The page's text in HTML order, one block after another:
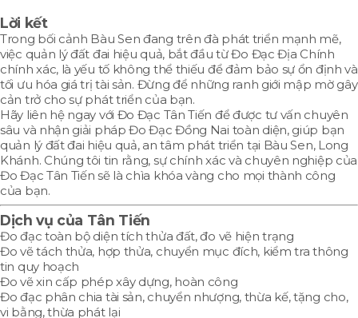
Lời kết
Trong bối cảnh Bàu Sen đang trên đà phát triển mạnh mẽ,
việc quản lý đất đai hiệu quả, bắt đầu từ Đo Đạc Địa Chính
chính xác, là yếu tố không thể thiếu để đảm bảo sự ổn định và
tối ưu hóa giá trị tài sản. Đừng để những ranh giới mập mờ gây
cản trở cho sự phát triển của bạn.
Hãy liên hệ ngay với Đo Đạc Tân Tiến để được tư vấn chuyên
sâu và nhận giải pháp Đo Đạc Đồng Nai toàn diện, giúp bạn
quản lý đất đai hiệu quả, an tâm phát triển tại Bàu Sen, Long
Khánh. Chúng tôi tin rằng, sự chính xác và chuyên nghiệp của
Đo Đạc Tân Tiến sẽ là chìa khóa vàng cho mọi thành công
của bạn.
Dịch vụ của Tân Tiến
Đo đạc toàn bộ diện tích thửa đất, đo vẽ hiện trạng
Đo vẽ tách thửa, hợp thửa, chuyển mục đích, kiểm tra thông
tin quy hoạch
Đo vẽ xin cấp phép xây dựng, hoàn công
Đo đạc phân chia tài sản, chuyển nhượng, thừa kế, tặng cho,
vi bằng, thừa phát lại